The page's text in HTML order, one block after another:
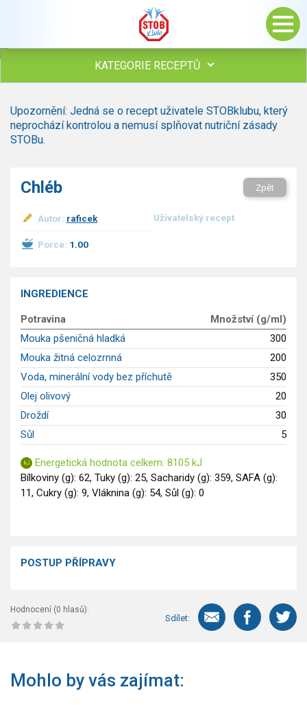
KATEGORIE RECEPTŮ
Polévky
Studená kuchyně
Bezmasé a zeleninové
Sladké pokrmy
Dezerty
Dětské recepty
GLP-1 recepty
Upozornění: Jedná se o recept uživatele STOBklubu, který
neprochází kontrolou a nemusí splňovat nutriční zásady
STOBu.
Chléb Zpět
Autor: raficek Uživatelský recept
Porce: 1.00
INGREDIENCE
Potravina
Množství (g/ml)
Mouka pšeničná hladká
300
Mouka žitná celozrnná
200
Voda, minerální vody bez příchutě
350
Olej olivový
20
Droždí
30
Sůl
5
Energetická hodnota celkem: 8105 kJ
Bílkoviny (g): 62, Tuky (g): 25, Sacharidy (g): 359, SAFA (g):
11, Cukry (g): 9, Vláknina (g): 54, Sůl (g): 0
POSTUP PŘÍPRAVY
Hodnocení (0 hlasů):
Sdílet:
Mohlo by vás zajímat: